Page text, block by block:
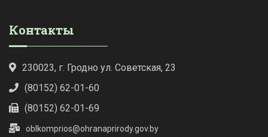
Контакты
230023, г. Гродно ул. Советская, 23
(80152) 62-01-60
(80152) 62-01-69
oblkomprios@ohranaprirody.gov.by